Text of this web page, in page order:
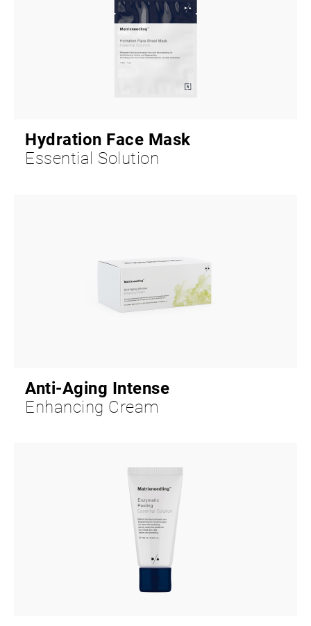
Hydration Face Mask
Essential Solution
Anti-Aging Intense
Enhancing Cream